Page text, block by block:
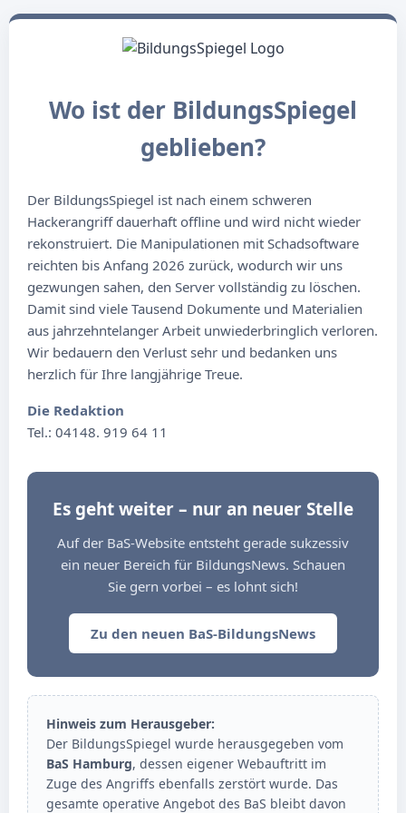
Wo ist der BildungsSpiegel
geblieben?
Der BildungsSpiegel ist nach einem schweren
Hackerangriff dauerhaft offline und wird nicht wieder
rekonstruiert. Die Manipulationen mit Schadsoftware
reichten bis Anfang 2026 zurück, wodurch wir uns
gezwungen sahen, den Server vollständig zu löschen.
Damit sind viele Tausend Dokumente und Materialien
aus jahrzehntelanger Arbeit unwiederbringlich verloren.
Wir bedauern den Verlust sehr und bedanken uns
herzlich für Ihre langjährige Treue.
Die Redaktion
Tel.: 04148. 919 64 11
Es geht weiter – nur an neuer Stelle
Auf der BaS-Website entsteht gerade sukzessiv
ein neuer Bereich für BildungsNews. Schauen
Sie gern vorbei – es lohnt sich!
Zu den neuen BaS-BildungsNews
Hinweis zum Herausgeber:
Der BildungsSpiegel wurde herausgegeben vom
BaS Hamburg, dessen eigener Webauftritt im
Zuge des Angriffs ebenfalls zerstört wurde. Das
gesamte operative Angebot des BaS bleibt davon